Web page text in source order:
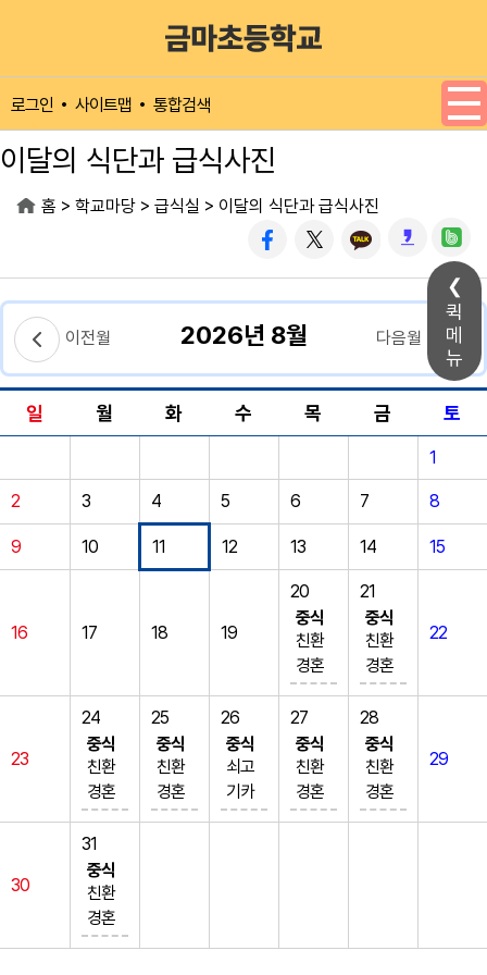
퀵
메
뉴
로그인 사이트맵 통합검색
이달의 식단과 급식사진
홈 > 학교마당 > 급식실 > 이달의 식단과 급식사진
이전월 2026년 8월 다음월
일 월 화 수 목 금 토
1
2 3 4 5 6 7 8
9 10 11 12 13 14 15
16 17 18 19
20
중식
친환
경혼
합15
곡밥
(5)
김치
어묵
우동
21
중식
친환
경혼
합15
곡밥
(5)
콩나
물국
(5.9)
22
23
24
중식
친환
경혼
합15
곡밥
(5)
해물
순두
부찌
25
중식
친환
경혼
합15
26
중식
쇠고
기카
레라
27
중식
친환
경혼
합15
28
중식
친환
경혼
합15
29
30
31
중식
친환
경혼
합15